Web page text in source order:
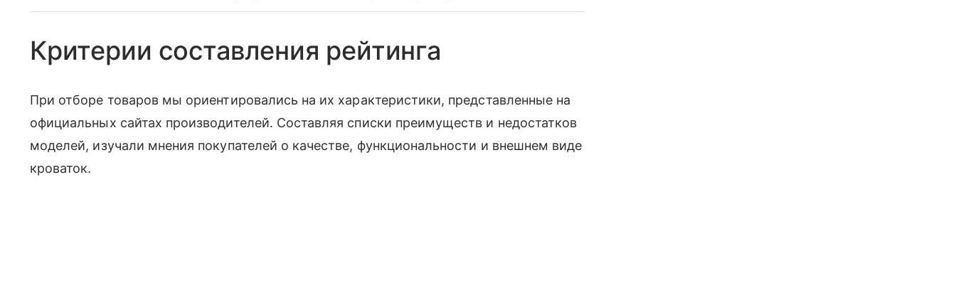
Критерии составления рейтинга
При отборе товаров мы ориентировались на их характеристики, представленные на
официальных сайтах производителей. Составляя списки преимуществ и недостатков
моделей, изучали мнения покупателей о качестве, функциональности и внешнем виде
кроваток.